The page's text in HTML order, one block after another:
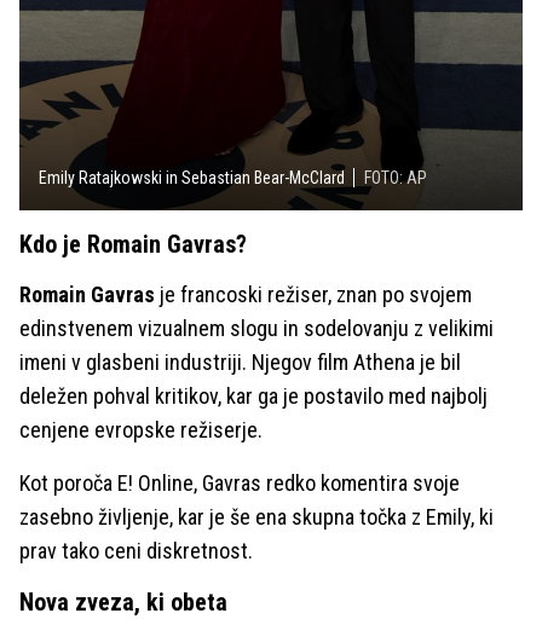
Emily Ratajkowski in Sebastian Bear-McClard FOTO: AP
Kdo je Romain Gavras?
Romain Gavras je francoski režiser, znan po svojem
edinstvenem vizualnem slogu in sodelovanju z velikimi
imeni v glasbeni industriji. Njegov film Athena je bil
deležen pohval kritikov, kar ga je postavilo med najbolj
cenjene evropske režiserje.
Kot poroča E! Online, Gavras redko komentira svoje
zasebno življenje, kar je še ena skupna točka z Emily, ki
prav tako ceni diskretnost.
Nova zveza, ki obeta